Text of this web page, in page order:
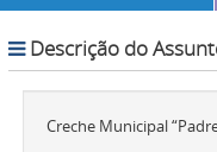
Descrição do
Creche Municipal